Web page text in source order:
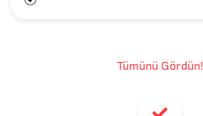
Tümünü Gördün!